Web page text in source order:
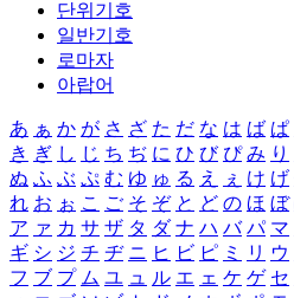
단위기호
일반기호
로마자
아랍어
あ ぁ か が さ ざ た だ な は ば ぱ
き ぎ し じ ち ぢ に ひ び ぴ み り
ぬ ふ ぶ ぷ む ゆ ゅ る え ぇ け げ
れ お ぉ こ ご そ ぞ と ど の ほ ぼ
ア ァ カ サ ザ タ ダ ナ ハ バ パ マ
ギ シ ジ チ ヂ ニ ヒ ビ ピ ミ リ ウ
フ ブ プ ム ユ ュ ル エ ェ ケ ゲ セ